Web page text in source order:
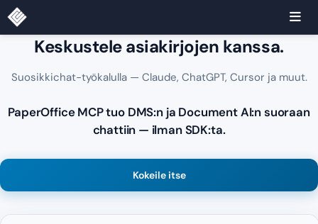
Keskustele asiakirjojen kanssa.
Suosikkichat-työkalulla — Claude, ChatGPT, Cursor ja muut.
PaperOffice MCP tuo DMS:n ja Document AI:n suoraan
chattiin — ilman SDK:ta.
Kokeile itse